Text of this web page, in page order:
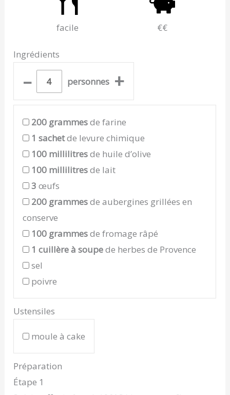
facile €€
Ingrédients
– personnes +
200 grammesde farine
1 sachetde levure chimique
100 millilitresde huile d’olive
100 millilitresde lait
3 œufs
200 grammesde aubergines grillées en
conserve
100 grammesde fromage râpé
1 cuillère à soupede herbes de Provence
sel
poivre
Ustensiles
moule à cake
Préparation
Étape 1